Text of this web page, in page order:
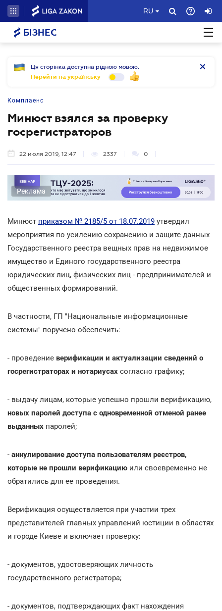
RU
БІЗНЕС
Ця сторінка доступна рідною мовою.
Перейти на українську
Комплаенс
Минюст взялся за проверку
госрегистраторов
22 июля 2019, 12:47 2337 0
Реклама
Минюст приказом № 2185/5 от 18.07.2019 утвердил
мероприятия по усилению сохранению и защите данных
Государственного реестра вещных прав на недвижимое
имущество и Единого государственного реестра
юридических лиц, физических лиц - предпринимателей и
общественных формирований.
В частности, ГП "Национальные информационные
системы" поручено обеспечить:
- проведение верификации и актуализации сведений о
госрегистраторах и нотариусах согласно графику;
- выдачу лицам, которые успешно прошли верификацию,
новых паролей доступа с одновременной отменой ранее
выданных паролей;
- аннулирование доступа пользователям реєстров,
которые не прошли верификацию или своевременно не
обратились для ее проведения.
Верификация осуществляется при участии трех
представителей главных управлений юстиции в областях
и городе Киеве и включает проверку:
- документов, удостоверяющих личность
государственного регистратора;
- документов, подтверждающих факт нахождения